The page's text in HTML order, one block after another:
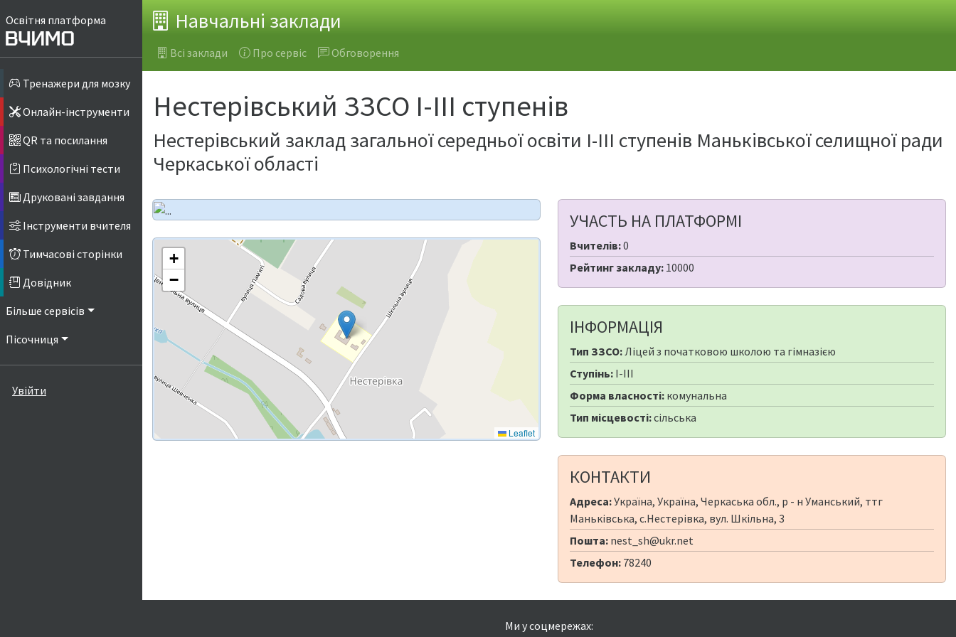
Освітня платформа
Тренажери для мозку
Онлайн-інструменти
QR та посилання
Психологічні тести
Друковані завдання
Інструменти вчителя
Тимчасові сторінки
Довідник
Більше сервісів
Пісочниця
Увійти
Навчальні заклади
Всі заклади Про сервіс Обговорення
Нестерівський ЗЗСО І-ІІІ ступенів
Нестерівський заклад загальної середньої освіти І-ІІІ ступенів Маньківської селищної ради
Черкаської області
+
−
Leaflet
УЧАСТЬ НА ПЛАТФОРМІ
Вчителів:0
Рейтинг закладу: 10000
ІНФОРМАЦІЯ
Тип ЗЗСО:Ліцей з початковою школою та гімназією
Ступінь: I-III
Форма власності: комунальна
Тип місцевості:сільська
КОНТАКТИ
Адреса:Україна, Україна, Черкаська обл., р - н Уманський, ттг
Маньківська, с.Нестерівка, вул. Шкільна, 3
Пошта: nest_sh@ukr.net
Телефон: 78240
Ми у соцмережах: